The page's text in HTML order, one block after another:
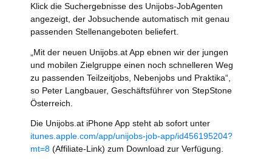
Klick die Suchergebnisse des Unijobs-JobAgenten
angezeigt, der Jobsuchende automatisch mit genau
passenden Stellenangeboten beliefert.
„Mit der neuen Unijobs.at App ebnen wir der jungen
und mobilen Zielgruppe einen noch schnelleren Weg
zu passenden Teilzeitjobs, Nebenjobs und Praktika“,
so Peter Langbauer, Geschäftsführer von StepStone
Österreich.
Die Unijobs.at iPhone App steht ab sofort unter
itunes.apple.com/app/unijobs-job-app/id456195204?
mt=8 (Affiliate-Link) zum Download zur Verfügung.